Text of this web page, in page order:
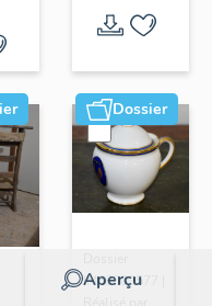
"
Dossier
Aperçu
IM63009577 |